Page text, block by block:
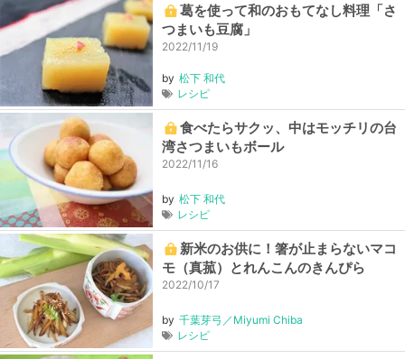
葛を使って和のおもてなし料理「さ
つまいも豆腐」
2022/11/19
by 松下 和代
レシピ
食べたらサクッ、中はモッチリの台
湾さつまいもボール
2022/11/16
by 松下 和代
レシピ
新米のお供に！箸が止まらないマコ
モ（真菰）とれんこんのきんぴら
2022/10/17
by 千葉芽弓／Miyumi Chiba
レシピ